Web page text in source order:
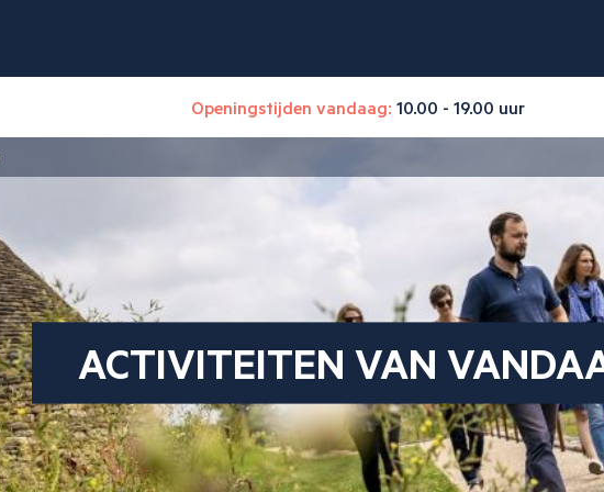
Openingstijden vandaag: 10.00 - 19.00 uur
ACTIVITEITEN VAN